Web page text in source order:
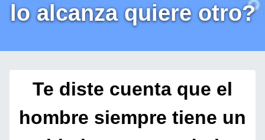
lo alcanza quiere otro?
Te diste cuenta que el
hombre siempre tiene un